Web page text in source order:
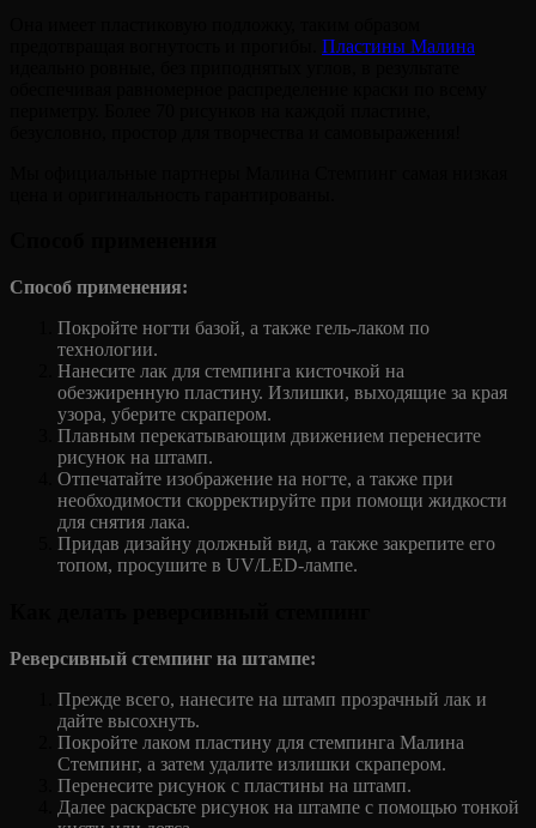
Пластины Малина
Способ применения:
Покройте ногти базой, а также гель-лаком по
технологии.
Нанесите лак для стемпинга кисточкой на
обезжиренную пластину. Излишки, выходящие за края
узора, уберите скрапером.
Плавным перекатывающим движением перенесите
рисунок на штамп.
Отпечатайте изображение на ногте, а также при
необходимости скорректируйте при помощи жидкости
для снятия лака.
Придав дизайну должный вид, а также закрепите его
топом, просушите в UV/LED-лампе.
Реверсивный стемпинг на штампе:
Прежде всего, нанесите на штамп прозрачный лак и
дайте высохнуть.
Покройте лаком пластину для стемпинга Малина
Стемпинг, а затем удалите излишки скрапером.
Перенесите рисунок с пластины на штамп.
Далее раскрасьте рисунок на штампе с помощью тонкой